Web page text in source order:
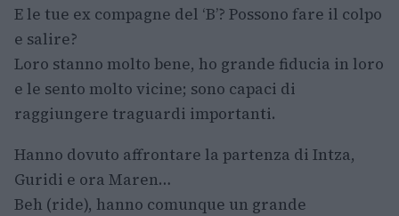
E le tue ex compagne del ‘B’? Possono fare il colpo
e salire?
Loro stanno molto bene, ho grande fiducia in loro
e le sento molto vicine; sono capaci di
raggiungere traguardi importanti.
Hanno dovuto affrontare la partenza di Intza,
Guridi e ora Maren…
Beh (ride), hanno comunque un grande